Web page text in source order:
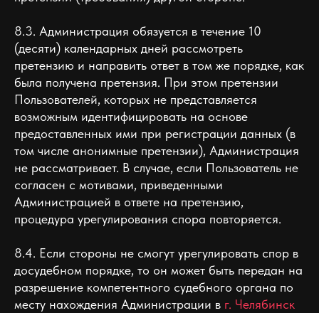
8.3. Администрация обязуется в течение 10
(десяти) календарных дней рассмотреть
претензию и направить ответ в том же порядке, как
была получена претензия. При этом претензии
Пользователей, которых не представляется
возможным идентифицировать на основе
предоставленных ими при регистрации данных (в
том числе анонимные претензии), Администрация
не рассматривает. В случае, если Пользователь не
согласен с мотивами, приведенными
Администрацией в ответе на претензию,
процедура урегулирования спора повторяется.
8.4. Если стороны не смогут урегулировать спор в
досудебном порядке, то он может быть передан на
разрешение компетентного судебного органа по
месту нахождения Администрации в г. Челябинск